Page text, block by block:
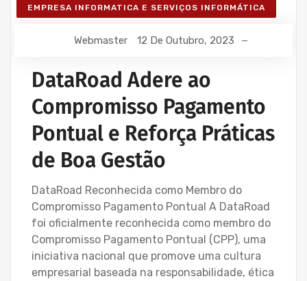
EMPRESA INFORMATICA E SERVIÇOS INFORMÁTICA
Webmaster 12 De Outubro, 2023
DataRoad Adere ao
Compromisso Pagamento
Pontual e Reforça Práticas
de Boa Gestão
DataRoad Reconhecida como Membro do
Compromisso Pagamento Pontual A DataRoad
foi oficialmente reconhecida como membro do
Compromisso Pagamento Pontual (CPP), uma
iniciativa nacional que promove uma cultura
empresarial baseada na responsabilidade, ética